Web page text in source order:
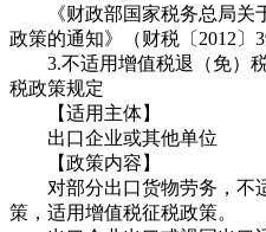
《财政部国家税务总局关
政策的通知》（财税〔2012〕
3.不适用增值税退（免）税
税政策规定
【适用主体】
出口企业或其他单位
【政策内容】
对部分出口货物劳务，不
策，适用增值税征税政策。